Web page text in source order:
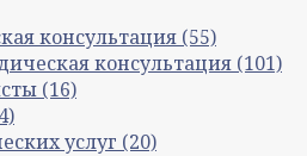
консультация (55)
консультация (101)
(16)
услуг (20)